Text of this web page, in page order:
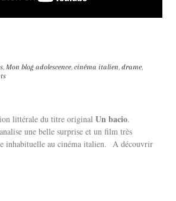
,Mon blog adolescence,cinéma italien,drame,
littérale du titre originalUn bacio.
une belle surprise et un film très
inhabituelle au cinéma italien. A découvrir